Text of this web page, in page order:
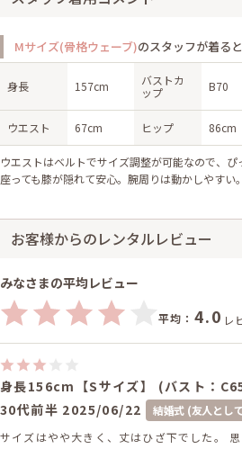
Mサイズ(骨格ウェーブ)のスタッフが着ると
身長 157cm
バストカ
ップ
B70
ウエスト 67cm ヒップ 86cm
ウエストはベルトでサイズ調整が可能なので、
座っても膝が隠れて安心。腕周りは動かしやすい。
お客様からのレンタルレビュー
みなさまの平均レビュー
平均： 4.0 レ
身長156cm【Sサイズ】 (バスト：
30代前半 2025/06/22
結婚式 (友人とし
サイズはやや大きく、丈はひざ下でした。 思